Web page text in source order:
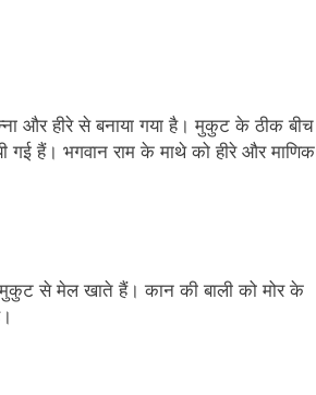
और हीरे से बनाया गया है। मुकुट के ठीक बीच
गई हैं। भगवान राम के माथे को हीरे और माणिक
मुकुट से मेल खाते हैं। कान की बाली को मोर के